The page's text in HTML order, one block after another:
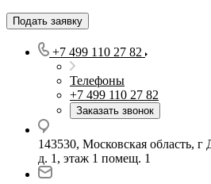
Подать заявку
+7 499 110 27 82
Телефоны
+7 499 110 27 82
Заказать звонок
143530, Московская область, г
д. 1, этаж 1 помещ. 1